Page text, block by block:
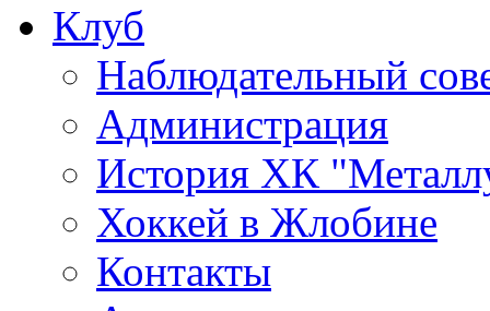
Клуб
Наблюдательный
Администрация
История ХК
Хоккей в Жлобине
Контакты